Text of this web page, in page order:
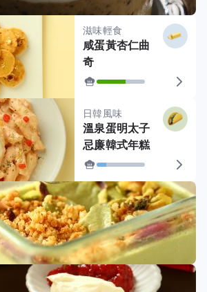
滋味輕食
咸蛋黃杏仁曲
奇
日韓風味
溫泉蛋明太子
忌廉韓式年糕